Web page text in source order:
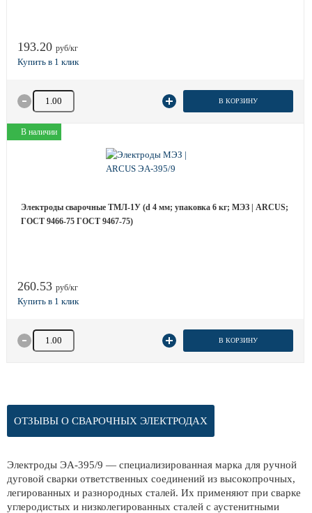
193.20 руб/кг
Количество товара В КОРЗИНУ
В наличии
Электроды сварочные ТМЛ-1У (d 4 мм; упаковка 6 кг; МЭЗ | ARCUS;
ГОСТ 9466-75 ГОСТ 9467-75)
260.53 руб/кг
Количество товара В КОРЗИНУ
ОТЗЫВЫ О СВАРОЧНЫХ ЭЛЕКТРОДАХ
Электроды ЭА-395/9 — специализированная марка для ручной
дуговой сварки ответственных соединений из высокопрочных,
легированных и разнородных сталей. Их применяют при сварке
углеродистых и низколегированных сталей с аустенитными